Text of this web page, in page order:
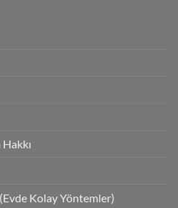
Kolay Yöntemler)